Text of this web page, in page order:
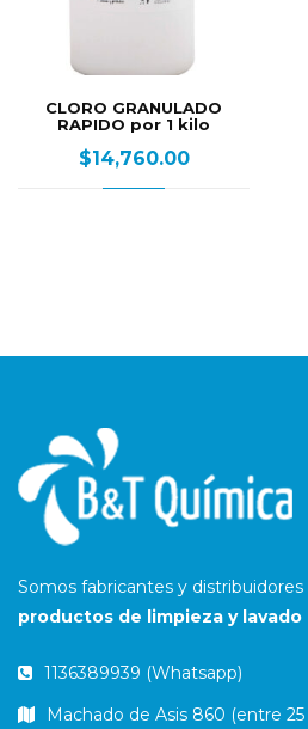
Somos fabricantes y distribuidores
productos de limpieza y lavado
1136389939 (Whatsapp)
Machado de Asis 860 (entre